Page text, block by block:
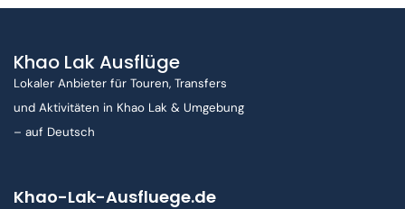
Khao Lak Ausflüge
Lokaler Anbieter für Touren, Transfers
und Aktivitäten in Khao Lak & Umgebung
– auf Deutsch
Khao-Lak-Ausfluege.de